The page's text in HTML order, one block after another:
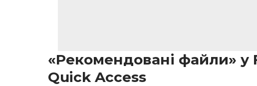
«Рекомендовані файли» у
Quick Access